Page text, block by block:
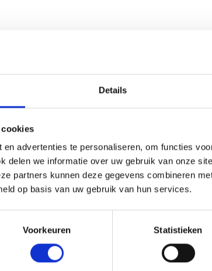
Details
advertenties te personaliseren, om functies
delen we informatie over uw gebruik van onze
partners kunnen deze gegevens combineren
op basis van uw gebruik van hun services.
Voorkeuren Statistieken
kwaliteit. Vandaar de keuze voor het VKG
kunststof kozijnen worden met zorg gemaakt
op basis van Schüco profielen uw kozijn op
wordt kunnen wij een korte levertijd van 6
Limburg
Kozijndeluxe is dé leverancier op dit gebied! Wij
bovengenoemde onderdelen. Bezoek onze